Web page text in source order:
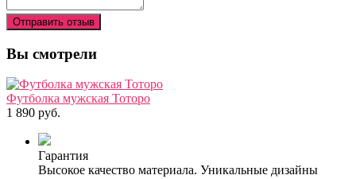
Отправить отзыв
Вы смотрели
Футболка мужская Тоторо
1 890 руб.
Гарантия
Высокое качество материала. Уникальные дизайны